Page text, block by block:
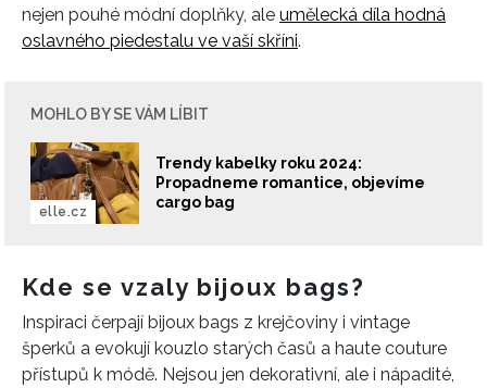
nejen pouhé módní doplňky, ale umělecká díla hodná
oslavného piedestalu ve vaší skříni.
MOHLO BY SE VÁM LÍBIT
Trendy kabelky roku 2024:
Propadneme romantice, objevíme
cargo bag
elle.cz
Kde se vzaly bijoux bags?
Inspiraci čerpají bijoux bags z krejčoviny i vintage
šperků a evokují kouzlo starých časů a haute couture
přístupů k módě. Nejsou jen dekorativní, ale i nápadité,